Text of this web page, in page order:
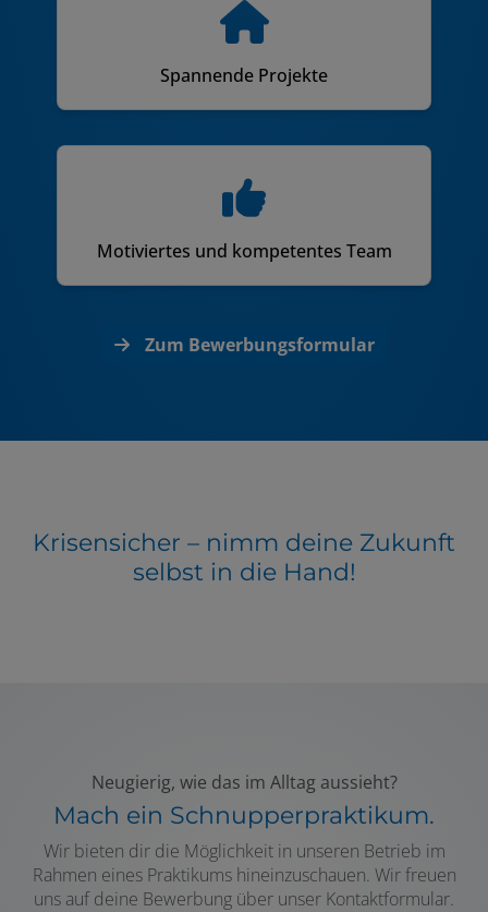
Spannende Projekte
Motiviertes und kompetentes Team
Zum Bewerbungsformular
Krisensicher – nimm deine Zukunft
selbst in die Hand!
Neugierig, wie das im Alltag aussieht?
Mach ein Schnupperpraktikum.
Wir bieten dir die Möglichkeit in unseren Betrieb im
Rahmen eines Praktikums hineinzuschauen. Wir freuen
uns auf deine Bewerbung über unser Kontaktformular.